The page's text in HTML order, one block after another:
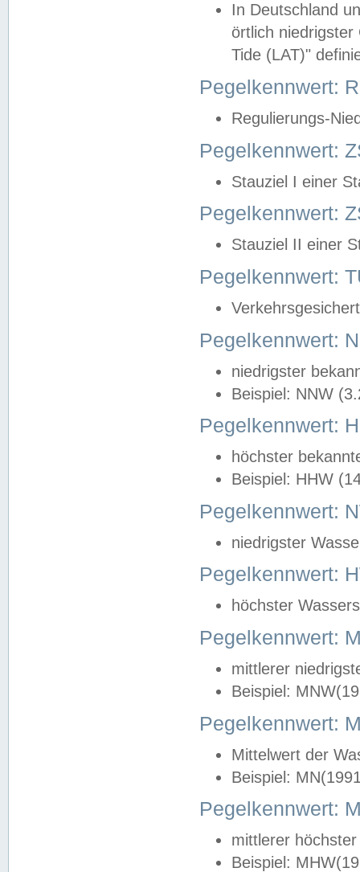
In Deutschland
örtlich
Tide (LAT)"
Pegelkennwert:
Regulierungs-
Pegelkennwert:
Stauziel I einer
Pegelkennwert:
Stauziel II einer
Pegelkennwert:
Pegelkennwert:
niedrigster
Beispiel: NNW
Pegelkennwert:
höchster
Beispiel: HHW
Pegelkennwert:
niedrigster
Pegelkennwert:
höchster
Pegelkennwert:
mittlerer
Beispiel:
Pegelkennwert:
Mittelwert der
Beispiel:
Pegelkennwert:
mittlerer
Beispiel: